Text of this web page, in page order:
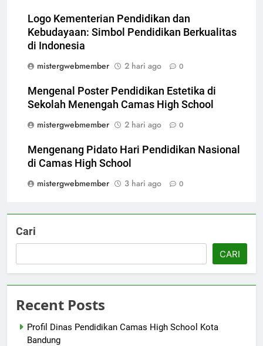
Logo Kementerian Pendidikan dan
Kebudayaan: Simbol Pendidikan Berkualitas
di Indonesia
mistergwebmember
2 hari ago 0
Mengenal Poster Pendidikan Estetika di
Sekolah Menengah Camas High School
mistergwebmember
2 hari ago 0
Mengenang Pidato Hari Pendidikan Nasional
di Camas High School
mistergwebmember
3 hari ago 0
Cari
CARI
Recent Posts
Profil Dinas Pendidikan Camas High School Kota
Bandung